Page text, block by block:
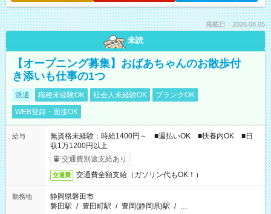
掲載日：2026.08.05
未読
【オープニング募集】おばあちゃんのお散歩付
き添いも仕事の1つ
派遣 職種未経験OK 社会人未経験OK
ブランクOK
WEB登録・面接OK
給与
無資格未経験：時給1400円～ ■週払いOK ■扶養内OK ■日
収1万1200円以上
交通費別途支給あり
交通費 交通費全額支給（ガソリン代もOK！）
勤務地
静岡県磐田市
磐田駅 / 豊田町駅 / 豊岡(静岡県)駅 / …